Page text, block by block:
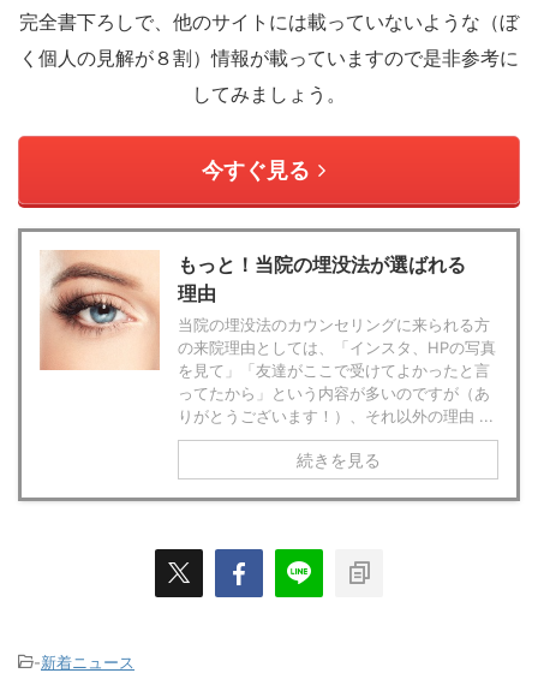
完全書下ろしで、他のサイトには載っていないような（ぼ
く個人の見解が８割）情報が載っていますので是非参考に
してみましょう。
今すぐ見る
もっと！当院の埋没法が選ばれる
理由
当院の埋没法のカウンセリングに来られる方
の来院理由としては、「インスタ、HPの写真
を見て」「友達がここで受けてよかったと言
ってたから」という内容が多いのですが（あ
りがとうございます！）、それ以外の理由 ...
続きを見る
-新着ニュース